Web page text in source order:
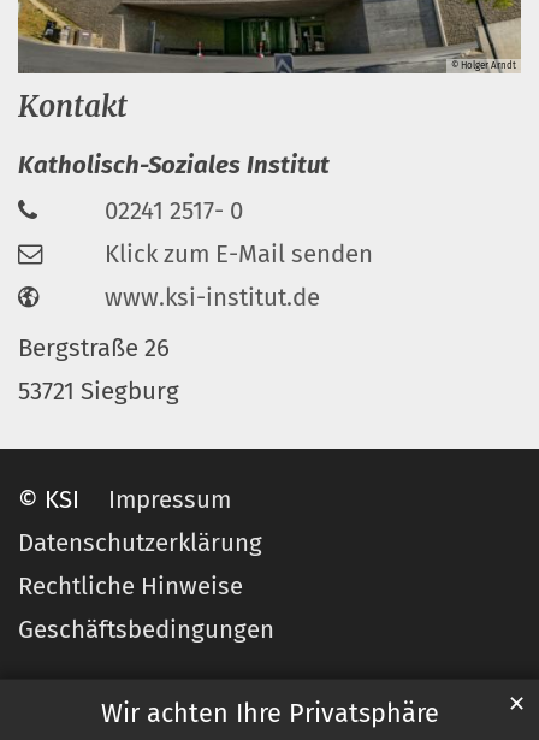
Wir achten Ihre Privatsphäre ✕
© Holger Arndt
Kontakt
Katholisch-Soziales Institut
02241 2517- 0
Klick zum E-Mail senden
www.ksi-institut.de
Bergstraße 26
53721 Siegburg
© KSI
Impressum
Datenschutzerklärung
Rechtliche Hinweise
Geschäftsbedingungen